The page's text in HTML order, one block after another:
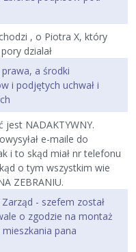
, o Piotra X, który
dzialał
a środki
i podjętych uchwał i
NADAKTYWNY.
e-maile do
i to skąd miał nr telefonu
o tym wszystkim wie
ZEBRANIU.
- szefem został
o zgodzie na montaż
pana